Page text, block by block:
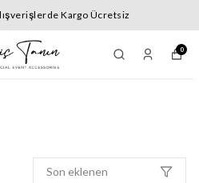
Kargo Ücretsiz
0
Son eklenen